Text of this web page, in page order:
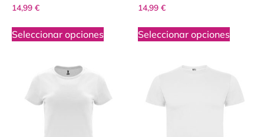
14,99 €
Seleccionar opciones
14,99 €
Seleccionar opciones